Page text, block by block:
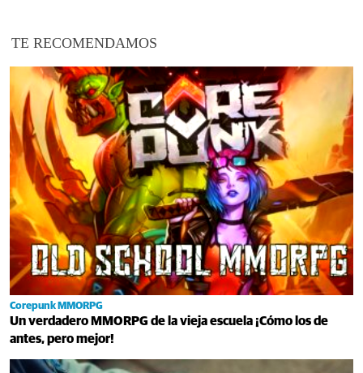
TE RECOMENDAMOS
Corepunk MMORPG
Un verdadero MMORPG de la vieja escuela ¡Cómo los de
antes, pero mejor!